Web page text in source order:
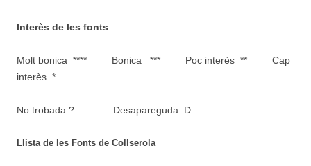
Interès de les fonts
Molt bonica **** Bonica *** Poc interès ** Cap
interès *
No trobada ? Desapareguda D
Llista de les Fonts de Collserola